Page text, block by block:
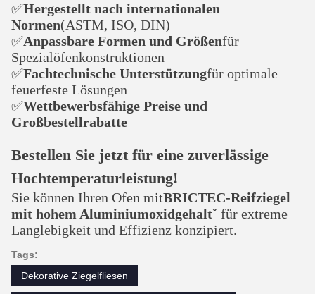
✅Hergestellt nach internationalen
Normen(ASTM, ISO, DIN)
✅Anpassbare Formen und Größenfür
Spezialöfenkonstruktionen
✅Fachtechnische Unterstützungfür optimale
feuerfeste Lösungen
✅Wettbewerbsfähige Preise und
Großbestellrabatte
Bestellen Sie jetzt für eine zuverlässige
Hochtemperaturleistung!
Sie können Ihren Ofen mitBRICTEC-Reifziegel
mit hohem Aluminiumoxidgehaltˇ für extreme
Langlebigkeit und Effizienz konzipiert.
Tags:
Dekorative Ziegelfliesen